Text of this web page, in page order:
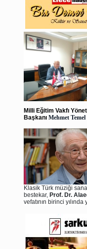
Milli Eğitim Vakfı
Başkanı Mehmet
Klasik Türk müziği
bestekar, Prof. Dr.
vefatının birinci